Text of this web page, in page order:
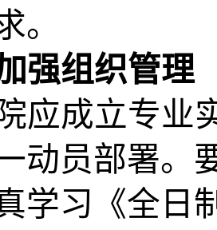
。
强组织管理
应成立专业
动员部署。
学习《全日